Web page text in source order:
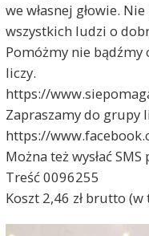
we własnej głowie.
wszystkich ludzi o
Pomóżmy nie bądźmy
liczy.
https://
Zapraszamy do grupy
https://
Można też wysłać
Treść 0096255
Koszt 2,46 zł brutto (w